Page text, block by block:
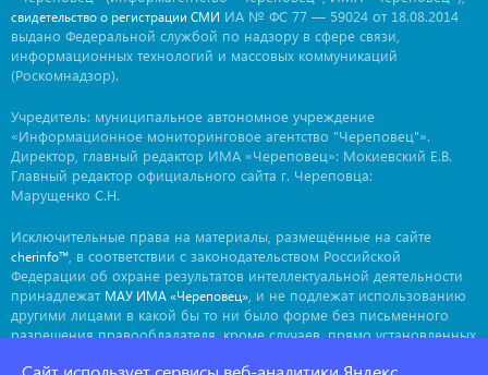
свидетельство о регистрации СМИ ИА № ФС 77 — 59024 от 18.08.2014
выдано Федеральной службой по надзору в сфере связи,
информационных технологий и массовых коммуникаций
(Роскомнадзор).
Учредитель: муниципальное автономное учреждение
«Информационное мониторинговое агентство "Череповец"».
Директор, главный редактор ИМА «Череповец»: Мокиевский Е.В.
Главный редактор официального сайта г. Череповца:
Марущенко С.Н.
Исключительные права на материалы, размещённые на сайте
cherinfo™ , в соответствии с законодательством Российской
Федерации об охране результатов интеллектуальной деятельности
принадлежат МАУ ИМА «Череповец» , и не подлежат использованию
другими лицами в какой бы то ни было форме без письменного
разрешения правообладателя, кроме случаев, прямо установленных